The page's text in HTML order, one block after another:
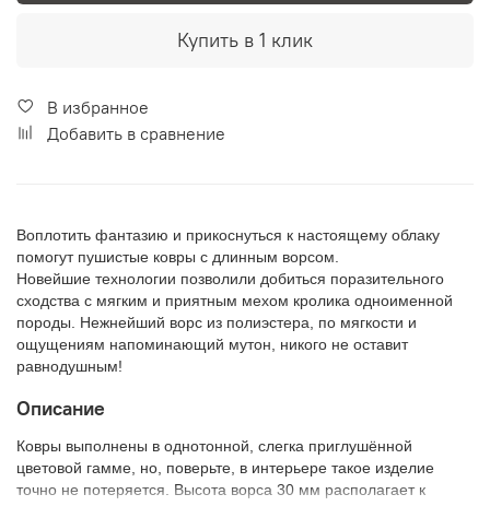
Купить в 1 клик
В избранное
Добавить в сравнение
Воплотить фантазию и прикоснуться к настоящему облаку
помогут пушистые ковры с длинным ворсом.
Новейшие технологии позволили добиться поразительного
сходства с мягким и приятным мехом кролика одноименной
породы. Нежнейший ворс из полиэстера, по мягкости и
ощущениям напоминающий мутон, никого не оставит
равнодушным!
Описание
Ковры выполнены в однотонной, слегка приглушённой
цветовой гамме, но, поверьте, в интерьере такое изделие
точно не потеряется. Высота ворса 30 мм располагает к